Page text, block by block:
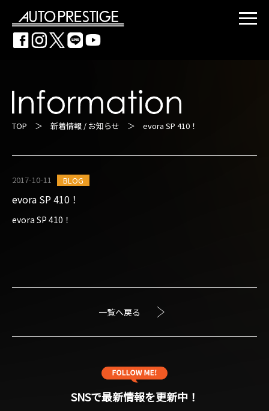
TOP ＞ 新着情報 / お知らせ ＞ evora SP 410！
2017-10-11 BLOG
evora SP 410！
evora SP 410！
一覧へ戻る
SNSで最新情報を更新中！